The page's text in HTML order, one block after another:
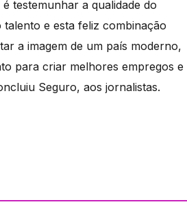
testemunhar a qualidade do
e esta feliz combinação
a imagem de um país moderno,
para criar melhores empregos e
Seguro, aos jornalistas.